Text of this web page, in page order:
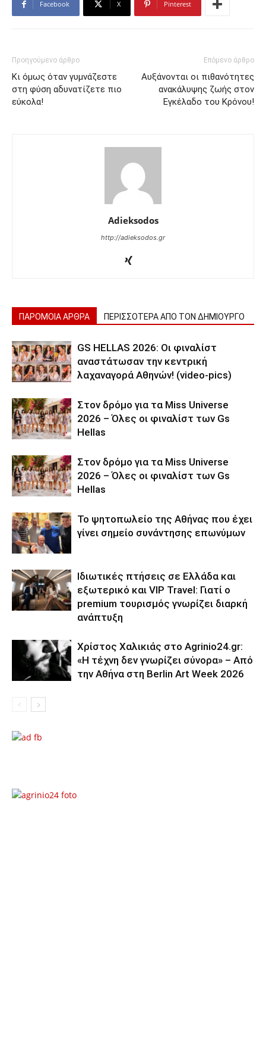
Facebook X Pinterest
Προηγούμενο άρθρο
Κι όμως όταν γυμνάζεστε
στη φύση αδυνατίζετε πιο
εύκολα!
Επόμενο άρθρο
Αυξάνονται οι πιθανότητες
ανακάλυψης ζωής στον
Εγκέλαδο του Κρόνου!
Adieksodos
http://adieksodos.gr
ΠΑΡΟΜΟΙΑ ΑΡΘΡΑ ΠΕΡΙΣΣΟΤΕΡΑ ΑΠΟ ΤΟΝ ΔΗΜΙΟΥΡΓΟ
GS HELLAS 2026: Οι φιναλίστ
αναστάτωσαν την κεντρική
λαχαναγορά Αθηνών! (video-pics)
Στον δρόμο για τα Miss Universe
2026 – Όλες οι φιναλίστ των Gs
Hellas
Στον δρόμο για τα Miss Universe
2026 – Όλες οι φιναλίστ των Gs
Hellas
Το ψητοπωλείο της Αθήνας που έχει
γίνει σημείο συνάντησης επωνύμων
Ιδιωτικές πτήσεις σε Ελλάδα και
εξωτερικό και VIP Travel: Γιατί ο
premium τουρισμός γνωρίζει διαρκή
ανάπτυξη
Χρίστος Χαλικιάς στο Agrinio24.gr:
«Η τέχνη δεν γνωρίζει σύνορα» – Από
την Αθήνα στη Berlin Art Week 2026